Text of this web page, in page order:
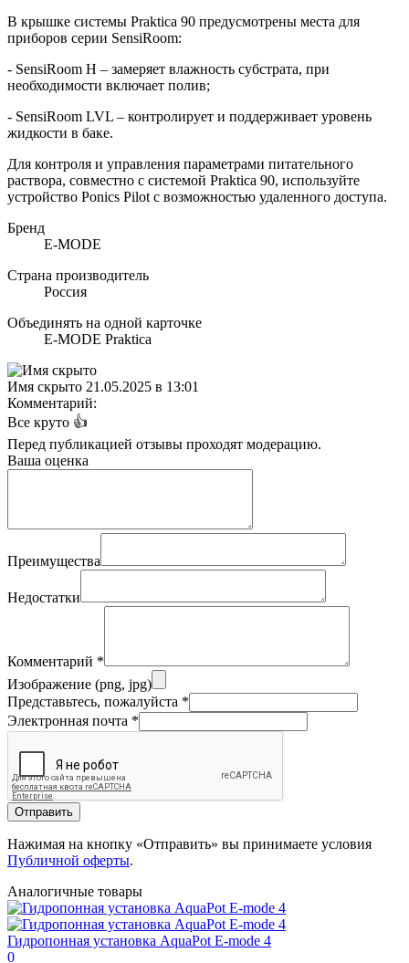
В крышке системы Praktica 90 предусмотрены места для
приборов серии SensiRoom:
- SensiRoom H – замеряет влажность субстрата, при
необходимости включает полив;
- SensiRoom LVL – контролирует и поддерживает уровень
жидкости в баке.
Для контроля и управления параметрами питательного
раствора, совместно с системой Praktica 90, используйте
устройство Ponics Pilot с возможностью удаленного доступа.
Бренд
E-MODE
Страна производитель
Россия
Объединять на одной карточке
E-MODE Praktica
Имя скрыто 21.05.2025 в 13:01
Комментарий:
Все круто 👍
Перед публикацией отзывы проходят модерацию.
Ваша оценка
Преимущества
Недостатки
Комментарий *
Изображение (png, jpg)
Представьтесь, пожалуйста *
Электронная почта *
Отправить
Нажимая на кнопку «Отправить» вы принимаете условия
Публичной оферты.
Аналогичные товары
Гидропонная установка AquaPot E-mode 4
0